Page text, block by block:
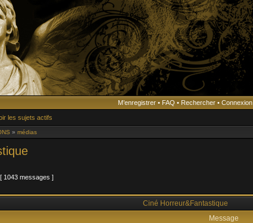
M’enregistrer • FAQ • Rechercher • Connexion
les sujets actifs
» médias
[ 1043 messages ]
Ciné Horreur&Fantastique
Message